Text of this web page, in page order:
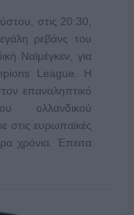
στις 20:30,
ρεβάνς του
Ναϊμέγκεν, για
League. Η
επαναληπτικό
ολλανδικού
στις ευρωπαϊκές
χρόνια. Έπειτα